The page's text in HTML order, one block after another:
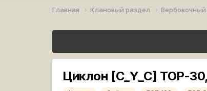
Главная Клановый раздел Вербовочный
Циклон [C_Y_C] TOP-